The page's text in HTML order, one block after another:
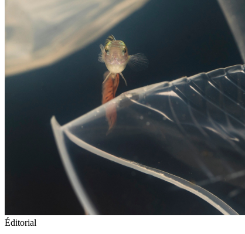
Éditorial